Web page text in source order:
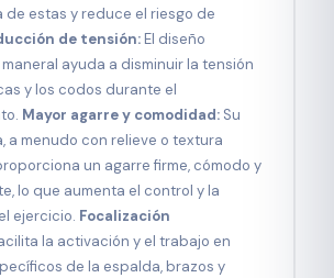
de estas y reduce el riesgo de
de tensión:El diseño
ayuda a disminuir la tensión
y los codos durante el
Mayor agarre y comodidad:Su
a menudo con relieve o textura
un agarre firme, cómodo y
lo que aumenta el control y la
ejercicio. Focalización
la activación y el trabajo en
de la espalda, brazos y